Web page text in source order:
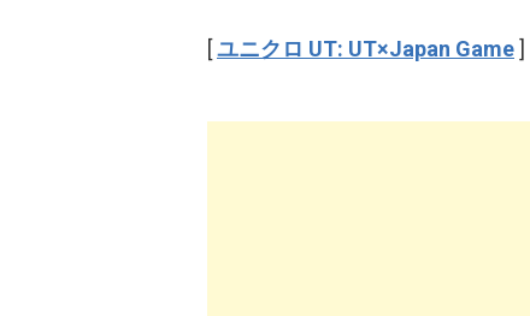
[ユニクロ UT: UT×Japan Game]